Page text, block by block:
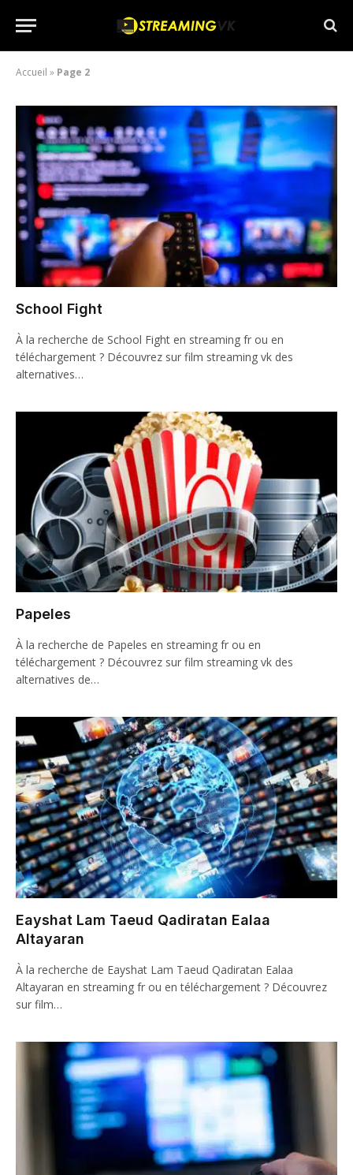
Accueil » Page 2
School Fight
À la recherche de School Fight en streaming fr ou en
téléchargement ? Découvrez sur film streaming vk des
alternatives…
Papeles
À la recherche de Papeles en streaming fr ou en
téléchargement ? Découvrez sur film streaming vk des
alternatives de…
Eayshat Lam Taeud Qadiratan Ealaa
Altayaran
À la recherche de Eayshat Lam Taeud Qadiratan Ealaa
Altayaran en streaming fr ou en téléchargement ? Découvrez
sur film…